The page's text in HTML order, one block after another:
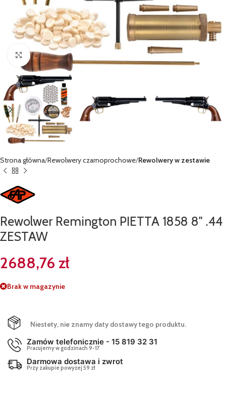
Kliknij, aby powiększyć
Strona główna Rewolwery czarnoprochowe Rewolwery w zestawie
Rewolwer Remington PIETTA 1858 8″ .44
ZESTAW
2688,76 zł
Brak w magazynie
Niestety, nie znamy daty dostawy tego produktu.
Zamów telefonicznie - 15 819 32 31
Pracujemy w godzinach 9-17
Darmowa dostawa i zwrot
Przy zakupie powyżej 59 zł